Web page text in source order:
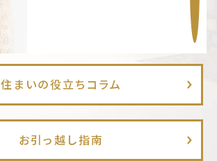
住まいの役立ちコラム
お引っ越し指南